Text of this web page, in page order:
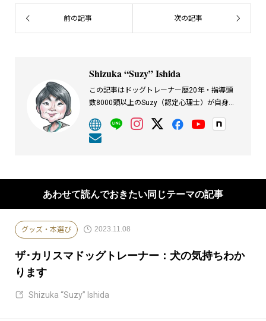
前の記事 次の記事
Shizuka “Suzy” Ishida
この記事はドッグトレーナー歴20年・指導頭
数8000頭以上のSuzy（認定心理士）が自身の
あわせて読んでおきたい同じテーマの記事
グッズ・本選び 2023.11.08
ザ･カリスマドッグトレーナー：犬の気持ちわか
ります
Shizuka “Suzy” Ishida